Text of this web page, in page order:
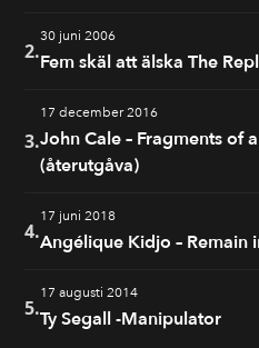
2.
30 juni 2006
Fem skäl att älska The
3.
17 december 2016
John Cale – Fragments of
(återutgåva)
4.
17 juni 2018
Angélique Kidjo – Remain
5.
17 augusti 2014
Ty Segall -Manipulator